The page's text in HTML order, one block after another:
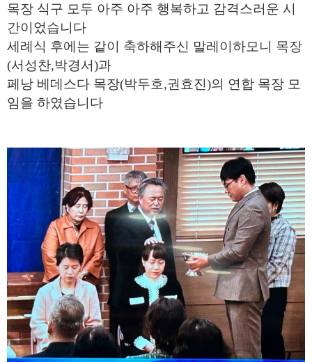
목장 식구 모두 아주 아주 행복하고 감격스러운 시
간이었습니다
세례식 후에는 같이 축하해주신 말레이하모니 목장
(서성찬,박경서)과
페낭 베데스다 목장(박두호,권효진)의 연합 목장 모
임을 하였습니다